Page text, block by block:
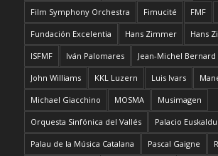
Film Symphony Orchestra Fimucité FMF
Fundación Excelentia Hans Zimmer Hans
ISFMF Iván Palomares Jean-Michel Bernard
John Williams KKL Luzern Luis Ivars
Michael Giacchino MOSMA Musimagen
Orquesta Sinfónica del Vallés Palacio
Palau de la Música Catalana Pascal Gaigne